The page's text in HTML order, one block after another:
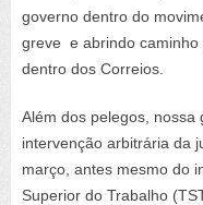
governo dentro do
greve e abrindo caminho
dentro dos Correios.
Além dos pelegos, nossa
intervenção arbitrária da
março, antes mesmo do
Superior do Trabalho